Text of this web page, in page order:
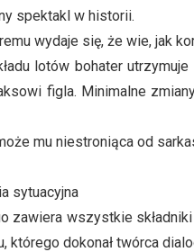
spektakl w historii.
wydaje się, że wie, jak
lotów bohater
figla. Minimalne
mu niestroniąca od
sytuacyjna
zawiera wszystkie
którego dokonał twórca